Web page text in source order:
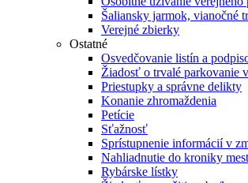
Šaliansky jarmok, vianočné
Verejné zbierky
Ostatné
Osvedčovanie listín a
Žiadosť o trvalé parkovanie
Priestupky a správne delikty
Konanie zhromaždenia
Petície
Sťažnosť
Sprístupnenie informácií v
Nahliadnutie do kroniky
Rybárske lístky